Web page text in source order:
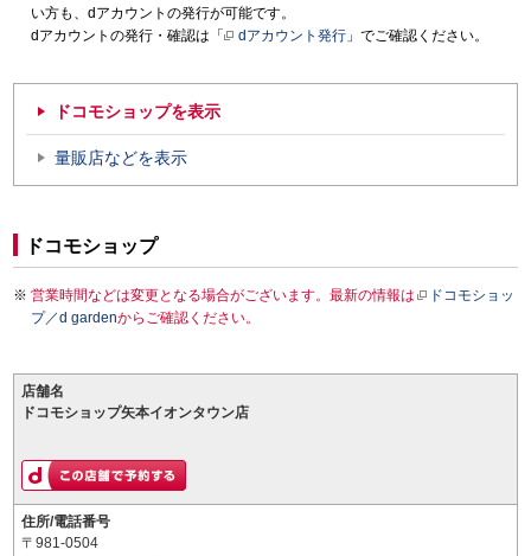
い方も、dアカウントの発行が可能です。
dアカウントの発行・確認は「
dアカウント発行 」でご確認ください。
ドコモショップを表示
量販店などを表示
ドコモショップ
営業時間などは変更となる場合がございます。最新の情報は
ドコモショッ
プ／d gardenからご確認ください。
店舗名
ドコモショップ矢本イオンタウン店
住所/電話番号
〒981-0504